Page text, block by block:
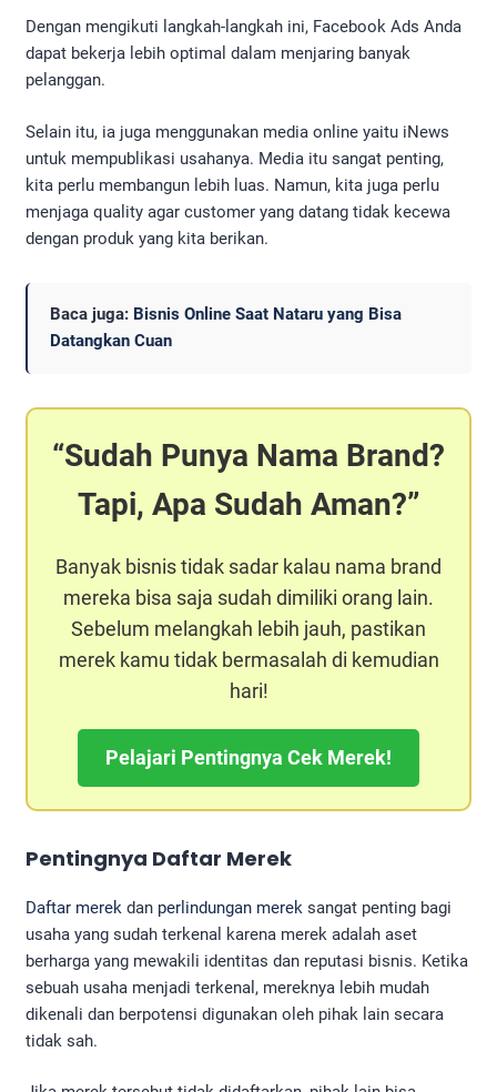
Dengan mengikuti langkah-langkah ini, Facebook Ads Anda
dapat bekerja lebih optimal dalam menjaring banyak
pelanggan.
Selain itu, ia juga menggunakan media online yaitu iNews
untuk mempublikasi usahanya. Media itu sangat penting,
kita perlu membangun lebih luas. Namun, kita juga perlu
menjaga quality agar customer yang datang tidak kecewa
dengan produk yang kita berikan.
Baca juga: Bisnis Online Saat Nataru yang Bisa
Datangkan Cuan
Sudah Punya Nama Brand?
Tapi, Apa Sudah Aman?
Banyak bisnis tidak sadar kalau nama brand
mereka bisa saja sudah dimiliki orang lain.
Sebelum melangkah lebih jauh, pastikan
merek kamu tidak bermasalah di kemudian
hari!
Pelajari Pentingnya Cek Merek!
Pentingnya Daftar Merek
Daftar merek dan perlindungan merek sangat penting bagi
usaha yang sudah terkenal karena merek adalah aset
berharga yang mewakili identitas dan reputasi bisnis. Ketika
sebuah usaha menjadi terkenal, mereknya lebih mudah
dikenali dan berpotensi digunakan oleh pihak lain secara
tidak sah.